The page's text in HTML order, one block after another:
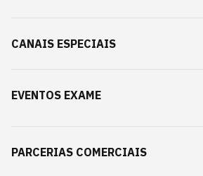
CANAIS ESPECIAIS
EVENTOS EXAME
PARCERIAS COMERCIAIS